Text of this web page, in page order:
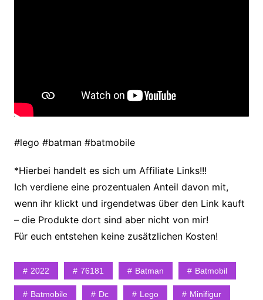
#lego #batman #batmobile
*Hierbei handelt es sich um Affiliate Links!!!
Ich verdiene eine prozentualen Anteil davon mit,
wenn ihr klickt und irgendetwas über den Link kauft
– die Produkte dort sind aber nicht von mir!
Für euch entstehen keine zusätzlichen Kosten!
2022 76181 Batman Batmobil
Batmobile Dc Lego Minifigur